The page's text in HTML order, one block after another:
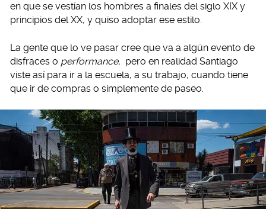
en que se vestían los hombres a finales del siglo XIX y
principios del XX, y quiso adoptar ese estilo.
La gente que lo ve pasar cree que va a algún evento de
disfraces o performance, pero en realidad Santiago
viste así para ir a la escuela, a su trabajo, cuando tiene
que ir de compras o simplemente de paseo.